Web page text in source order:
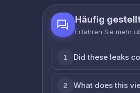
Häufig
Erfahren Sie mehr
1 Did these leaks
2 What does this